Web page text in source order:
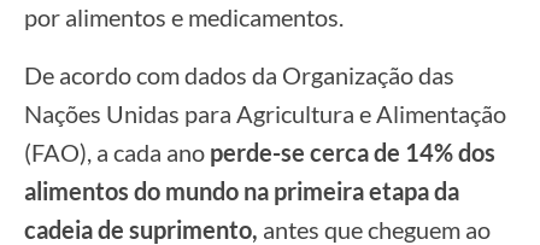
por alimentos e medicamentos.
De acordo com dados da Organização das
Nações Unidas para Agricultura e Alimentação
(FAO), a cada ano perde-se cerca de 14% dos
alimentos do mundo na primeira etapa da
cadeia de suprimento, antes que cheguem ao